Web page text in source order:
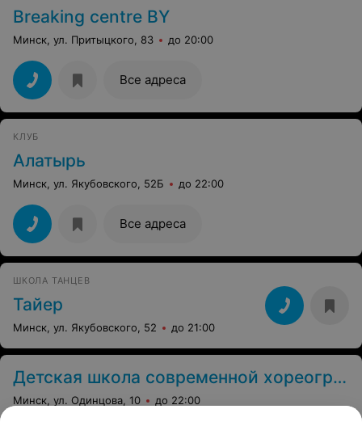
Breaking centre BY
Минск, ул. Притыцкого, 83 до 20:00
Все адреса
КЛУБ
Алатырь
Минск, ул. Якубовского, 52Б до 22:00
Все адреса
ШКОЛА ТАНЦЕВ
Тайер
Минск, ул. Якубовского, 52 до 21:00
Детская школа современной хореографии
Минск, ул. Одинцова, 10 до 22:00